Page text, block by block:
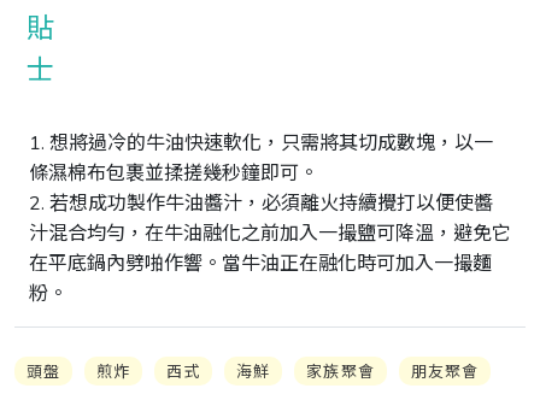
1. 想將過冷的牛油快速軟化，只需將其切成數塊，以一
條濕棉布包裹並揉搓幾秒鐘即可。
2. 若想成功製作牛油醬汁，必須離火持續攪打以便使醬
汁混合均勻，在牛油融化之前加入一撮鹽可降溫，避免它
在平底鍋內劈啪作響。當牛油正在融化時可加入一撮麵
粉。
頭盤 煎炸 西式 海鮮 家族聚會 朋友聚會